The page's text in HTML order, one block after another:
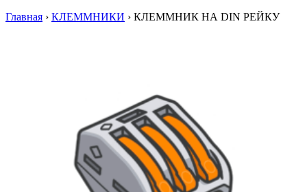
Главная › КЛЕММНИКИ › КЛЕММНИК НА DIN РЕЙКУ